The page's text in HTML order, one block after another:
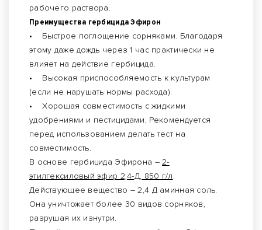
рабочего раствора.
Преимущества гербицида Эфирон
• Быстрое поглощение сорняками. Благодаря
этому даже дождь через 1 час практически не
влияет на действие гербицида.
• Высокая приспособляемость к культурам
(если не нарушать нормы расхода).
• Хорошая совместимость с жидкими
удобрениями и пестицидами. Рекомендуется
перед использованием делать тест на
совместимость.
В основе гербицида Эфирона –2-
этилгексиловый эфир 2,4-Д, 850 г/л.
Действующее вещество – 2,4 Д аминная соль.
Она уничтожает более 30 видов сорняков,
разрушая их изнутри.